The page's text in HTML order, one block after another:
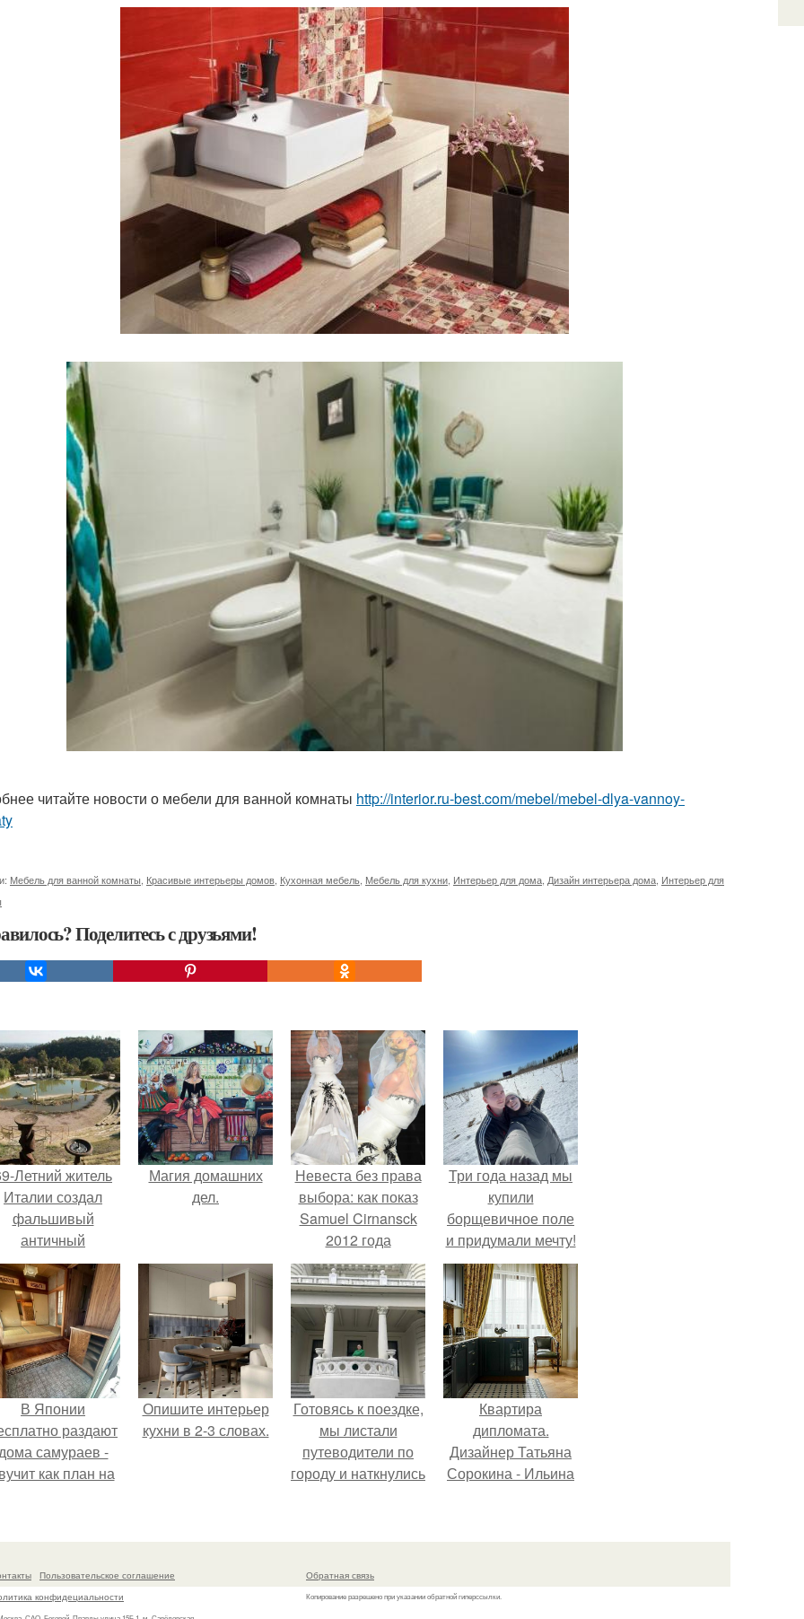
читайте новости о мебели для ванной комнаты http://interior.ru-best.com/mebel/mebel-dlya-vannoy-
Мебель для ванной комнаты Красивые интерьеры домов Кухонная мебель Мебель для кухни Интерьер для дома Дизайн интерьера дома Интерьер для
Поделитесь с друзьями!
Летний житель
Италии создал
фальшивый
античный
амфитеатр и
долгое время
выдавал
за настоящее
историческое
наследие.
Магия домашних
дел.
Невеста без права
выбора: как показ
Samuel Cirnansck
2012 года
превратил подиум
в манифест против
принуждения.
Три года назад мы
купили
борщевичное поле
и придумали мечту!
В Японии
раздают
самураев -
как план на
Опишите интерьер
кухни в 2-3 словах.
Готовясь к поездке,
мы листали
путеводители по
городу и наткнулись
Квартира
дипломата.
Дизайнер Татьяна
Сорокина - Ильина
интерьер для
82, 5 кв.
Пользовательское соглашение
конфидециальности
Обратная связь
Копирование разрешено при указании обратной гиперссылки.